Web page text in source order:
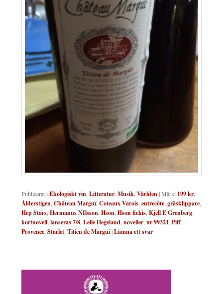
Publicerat i Ekologiskt vin Litteratur Musik Världen|Märkt 199 kr
Ålderstigen Château Marguï, Coteaux Varois entrecôte gräsklippare
Hep Stars Hermanus NIlsson Hson Hson fickis Kjell E Grenberg
kortnovell lanseras 7/8 Lelle Hegeland noveller nr 99321 Piff,
Provence Starlet Titien de Margüi|Lämna ett svar